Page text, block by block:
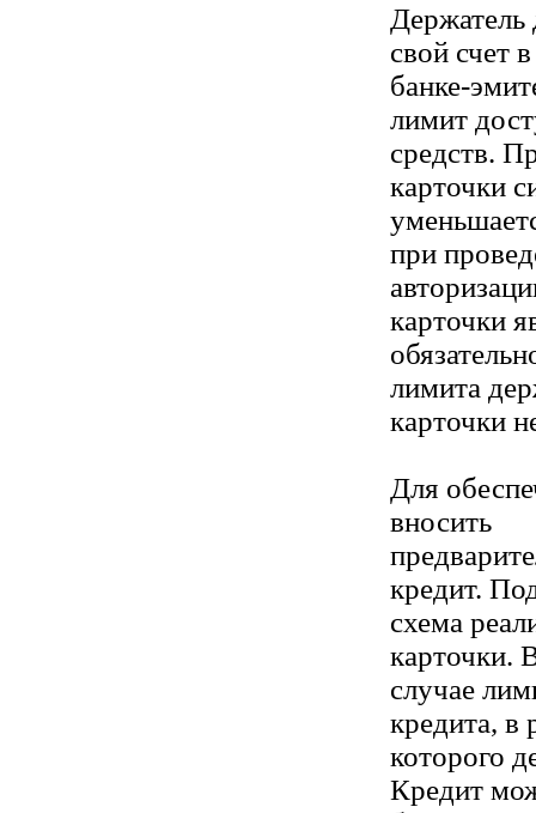
Держатель
свой счет в
банке-
лимит
средств.
карточки
при
карточки
лимита
карточки
Для
вносить
кредит.
схема
карточки.
случае
кредита, в
которого
Кредит